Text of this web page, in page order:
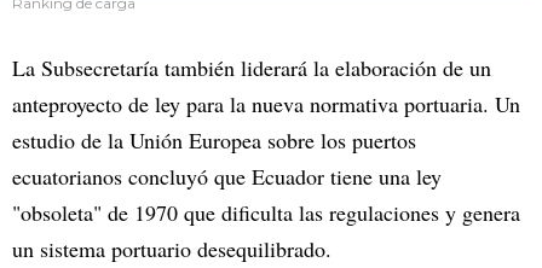
La Subsecretaría también liderará la elaboración de un
anteproyecto de ley para la nueva normativa portuaria. Un
estudio de la Unión Europea sobre los puertos
ecuatorianos concluyó que Ecuador tiene una ley
"obsoleta" de 1970 que dificulta las regulaciones y genera
un sistema portuario desequilibrado.